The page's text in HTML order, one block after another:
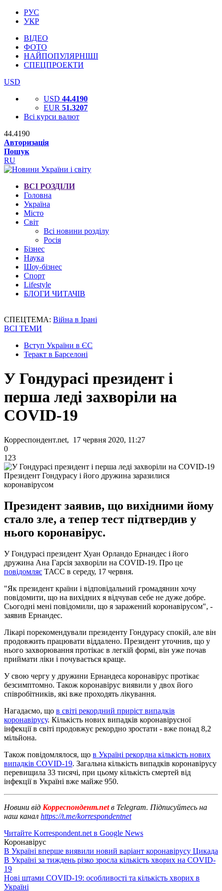
РУС
УКР
ВІДЕО
ФОТО
НАЙПОПУЛЯРНІШІ
СПЕЦПРОЕКТИ
USD
USD 44.4190
EUR 51.3207
Всі курси валют
44.4190
Авторизація
Пошук
RU
ВСІ РОЗДІЛИ
Головна
Україна
Місто
Світ
Всі новини розділу
Росія
Бізнес
Наука
Шоу-бізнес
Спорт
Lifestyle
БЛОГИ ЧИТАЧІВ
СПЕЦТЕМА: Війна в Ірані
ВСІ ТЕМИ
Вступ України в ЄС
Теракт в Барселоні
У Гондурасі президент і
перша леді захворіли на
COVID-19
Корреспондент.net, 17 червня 2020, 11:27
0
123
Президент Гондурасу і його дружина заразилися
коронавірусом
Президент заявив, що вихідними йому
стало зле, а тепер тест підтвердив у
нього коронавірус.
У Гондурасі президент Хуан Орландо Ернандес і його
дружина Ана Гарсія захворіли на COVID-19. Про це
повідомляє ТАСС в середу, 17 червня.
"Як президент країни і відповідальний громадянин хочу
повідомити, що на вихідних я відчував себе не дуже добре.
Сьогодні мені повідомили, що я заражений коронавірусом", -
заявив Ернандес.
Лікарі порекомендували президенту Гондурасу спокій, але він
продовжить працювати віддалено. Президент уточнив, що у
нього захворювання протікає в легкій формі, він уже почав
приймати ліки і почувається краще.
У свою чергу у дружини Ернандеса коронавірус протікає
безсимптомно. Також коронавірус виявили у двох його
співробітників, які вже проходять лікування.
Нагадаємо, що в світі рекордний приріст випадків
коронавірусу. Кількість нових випадків коронавірусної
інфекції в світі продовжує рекордно зростати - вже понад 8,2
мільйона.
Також повідомлялося, що в Україні рекордна кількість нових
випадків COVID-19. Загальна кількість випадків коронавірусу
перевищила 33 тисячі, при цьому кількість смертей від
інфекції в Україні вже майже 950.
Новини від Корреспондент.netв Telegram. Підписуйтесь на
наш канал https://t.me/korrespondentnet
Читайте Korrespondent.net в Google News
Коронавірус
В Україні вперше виявили новий варіант коронавірусу Цикада
В Україні за тиждень різко зросла кількість хворих на COVID-
19
Нові штами COVID-19: особливості та кількість хворих в
Україні